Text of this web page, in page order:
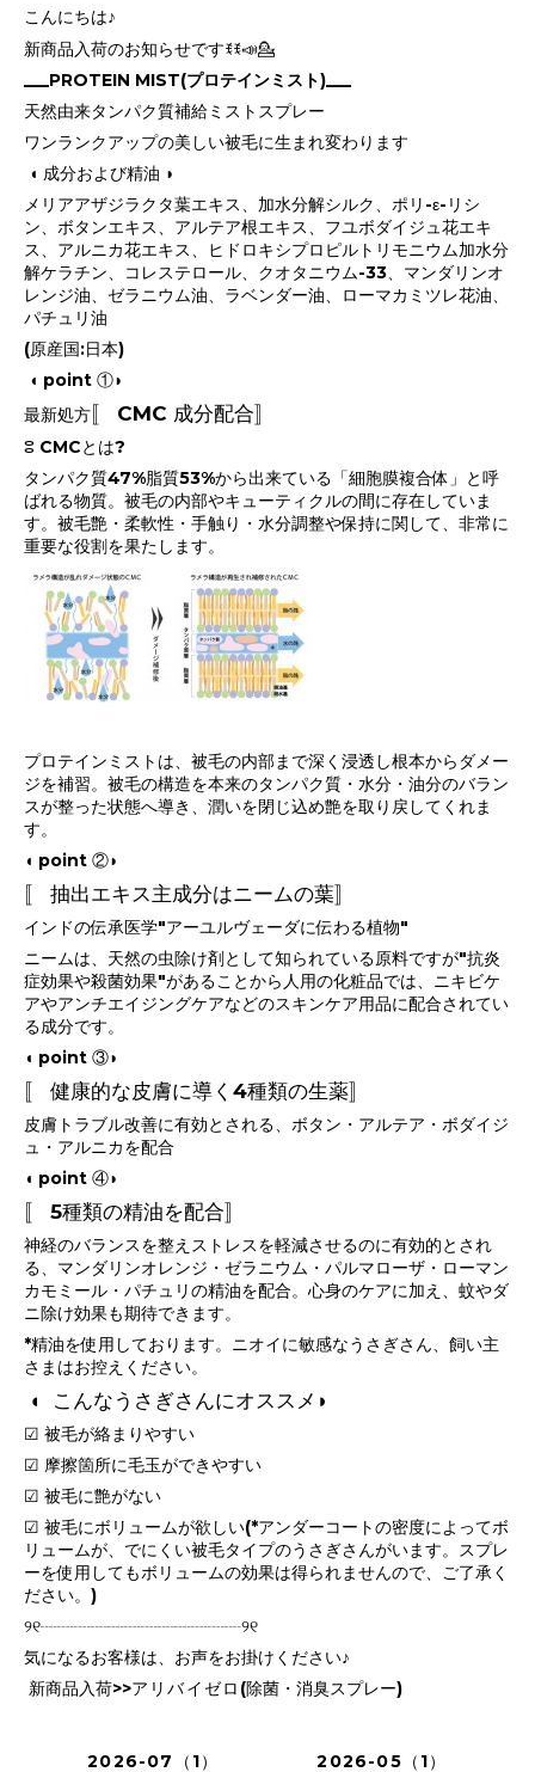
こんにちは♪
新商品入荷のお知らせですꉂꉂ📣💁
___PROTEIN MIST(プロテインミスト)___
天然由来タンパク質補給ミストスプレー
ワンランクアップの美しい被毛に生まれ変わります
◖ 成分および精油 ◗
メリアアザジラクタ葉エキス、加水分解シルク、ポリ-ε-リシ
ン、ボタンエキス、アルテア根エキス、フユボダイジュ花エキ
ス、アルニカ花エキス、ヒドロキシプロピルトリモニウム加水分
解ケラチン、コレステロール、クオタニウム-33、マンダリンオ
レンジ油、ゼラニウム油、ラベンダー油、ローマカミツレ花油、
パチュリ油
(原産国:日本)
◖ point ①◗
最新処方
CMC 成分配合
ⵓ CMCとは?
タンパク質47%脂質53%から出来ている「細胞膜複合体」と呼
ばれる物質。被毛の内部やキューティクルの間に存在していま
す。被毛艶・柔軟性・手触り・水分調整や保持に関して、非常に
重要な役割を果たします。
プロテインミストは、被毛の内部まで深く浸透し根本からダメー
ジを補習。被毛の構造を本来のタンパク質・水分・油分のバラン
スが整った状態へ導き、潤いを閉じ込め艶を取り戻してくれま
す。
◖ point ②◗
抽出エキス主成分はニームの葉
インドの伝承医学"アーユルヴェーダに伝わる植物"
ニームは、天然の虫除け剤として知られている原料ですが"抗炎
症効果や殺菌効果"があることから人用の化粧品では、ニキビケ
アやアンチエイジングケアなどのスキンケア用品に配合されてい
る成分です。
◖ point ③◗
健康的な皮膚に導く4種類の生薬
皮膚トラブル改善に有効とされる、ボタン・アルテア・ボダイジ
ュ・アルニカを配合
◖ point ④◗
5種類の精油を配合
神経のバランスを整えストレスを軽減させるのに有効的とされ
る、マンダリンオレンジ・ゼラニウム・パルマローザ・ローマン
カモミール・パチュリの精油を配合。心身のケアに加え、蚊やダ
ニ除け効果も期待できます。
*精油を使用しております。ニオイに敏感なうさぎさん、飼い主
さまはお控えください。
◖ こんなうさぎさんにオススメ ◗
☑︎ 被毛が絡まりやすい
☑︎ 摩擦箇所に毛玉ができやすい
☑︎ 被毛に艶がない
☑︎ 被毛にボリュームが欲しい(*アンダーコートの密度によってボ
リュームが、でにくい被毛タイプのうさぎさんがいます。スプレ
ーを使用してもボリュームの効果は得られませんので、ご了承く
ださい。)
୨୧┈┈┈┈┈┈┈┈┈┈┈┈୨୧
気になるお客様は、お声をお掛けください♪
新商品入荷>>アリバイゼロ (除菌・消臭スプレー)
2026-07（1） 2026-05（1）